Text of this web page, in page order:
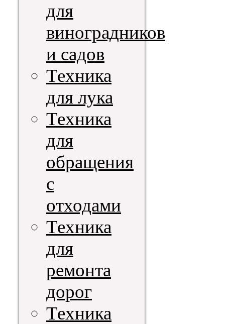
для
виноградников
и садов
Техника
для лука
Техника
для
обращения
с
отходами
Техника
для
ремонта
дорог
Техника